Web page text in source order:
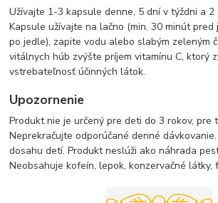
Užívajte 1-3 kapsule denne, 5 dní v týždni a 2
Kapsule užívajte na lačno (min. 30 minút pred
po jedle), zapite vodu alebo slabým zeleným
vitálnych húb zvýšte príjem vitamínu C, ktorý
vstrebateľnosť účinných látok.
Upozornenie
Produkt nie je určený pre deti do 3 rokov, pre
Neprekračujte odporúčané denné
dosahu detí. Produkt neslúži ako náhrada
Neobsahuje kofeín, lepok, konzervačné látky,